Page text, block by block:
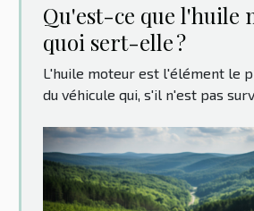
Qu'est-ce que l'huile
quoi sert-elle ?
L'huile moteur est l'élément le
du véhicule qui, s'il n'est pas